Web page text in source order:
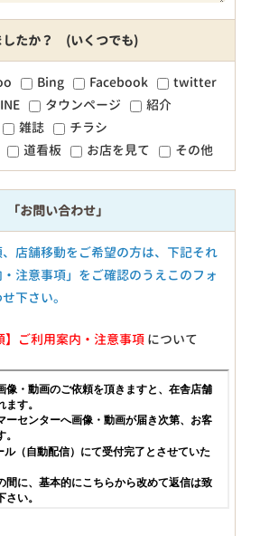
したか？ (いくつでも)
Bing Facebook
twitter
タウンページ
紹介
雑誌
チラシ
道看板 お店を見て その他
「お問い合わせ」
店舗移動をご希望の方は、下記それ
注意事項」をご確認のうえこのフォ
下さい。
】ご利用案内・注意事項 について